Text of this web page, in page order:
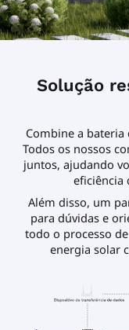
Solução
Combine a bateria
Todos os nossos
juntos, ajudando
eficiência
Além disso, um
para dúvidas e
todo o processo
energia solar